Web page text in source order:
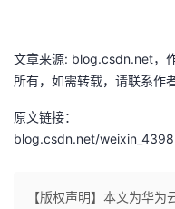
文章来源: blog.csdn.net，
所有，如需转载，请联系作者
原文链接：
blog.csdn.net/
【版权声明】本文为华